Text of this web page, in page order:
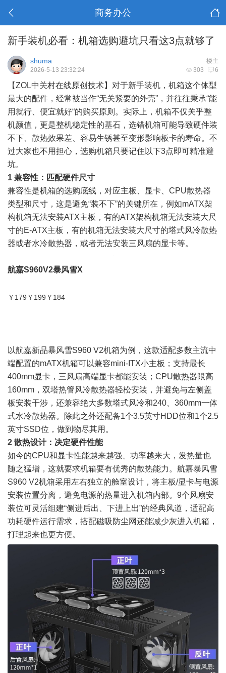
商务办公
新手装机必看：机箱选购避坑只看这3点就够了
楼主
shuma
303 6
2026-5-13 23:32:24
【ZOL中关村在线原创技术】对于新手装机， 机箱这个体型
最大的配件，经常被当作“无关紧要的外壳”，并往往秉承“能
用就行、便宜就好“的购买原则。实际上，机箱不仅关乎整
机颜值，更是整机稳定性的基石，选错机箱可能导致硬件装
不下、散热效果差、容易生锈甚至变形影响板卡的寿命。不
过大家也不用担心，选购机箱只要记住以下3点即可精准避
坑。
1 兼容性：匹配硬件尺寸
兼容性是机箱的选购底线，对应主板、显卡、CPU散热器
类型和尺寸，这是避免“装不下”的关键所在，例如mATX架
构机箱无法安装ATX主板，有的ATX架构机箱无法安装大尺
寸的E-ATX主板，有的机箱无法安装大尺寸的塔式风冷散热
器或者水冷散热器，或者无法安装三风扇的显卡等。
航嘉S960V2暴风雪X
￥179 ￥199 ￥184
以航嘉新品暴风雪S960 V2机箱为例，这款适配多数主流中
端配置的mATX机箱可以兼容mini-ITX小主板；支持最长
400mm显卡，三风扇高端显卡都能安装；CPU散热器限高
160mm，双塔热管风冷散热器轻松安装，并避免与左侧盖
板安装干涉，还兼容绝大多数塔式风冷和240、360mm一体
式水冷散热器。除此之外还配备1个3.5英寸HDD位和1个2.5
英寸SSD位，做到物尽其用。
2 散热设计：决定硬件性能
如今的CPU和显卡性能越来越强、功率越来大，发热量也
随之猛增，这就要求机箱要有优秀的散热能力。航嘉暴风雪
S960 V2机箱采用左右独立的舱室设计，将主板/显卡与电源
安装位置分离，避免电源的热量进入机箱内部。9个风扇安
装位可灵活组建“侧进后出、下进上出”的经典风道，适配高
功耗硬件运行需求，搭配磁吸防尘网还能减少灰进入机箱，
打理起来也更方便。